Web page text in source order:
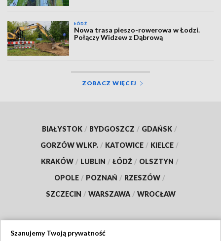
ŁÓDŹ
Nowa trasa pieszo-rowerowa w Łodzi.
Połączy Widzew z Dąbrową
ZOBACZ WIĘCEJ
BIAŁYSTOK / BYDGOSZCZ / GDAŃSK /
GORZÓW WLKP. / KATOWICE / KIELCE /
KRAKÓW / LUBLIN / ŁÓDŹ / OLSZTYN /
OPOLE / POZNAŃ / RZESZÓW /
SZCZECIN / WARSZAWA / WROCŁAW
Szanujemy Twoją prywatność